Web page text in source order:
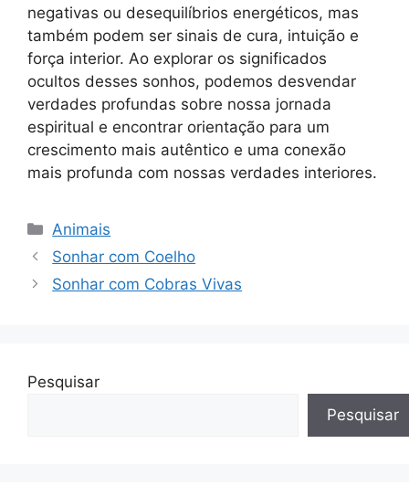
negativas ou desequilíbrios energéticos, mas
também podem ser sinais de cura, intuição e
força interior. Ao explorar os significados
ocultos desses sonhos, podemos desvendar
verdades profundas sobre nossa jornada
espiritual e encontrar orientação para um
crescimento mais autêntico e uma conexão
mais profunda com nossas verdades interiores.
Categorias
Animais
Sonhar com Coelho
Sonhar com Cobras Vivas
Pesquisar
Pesquisar